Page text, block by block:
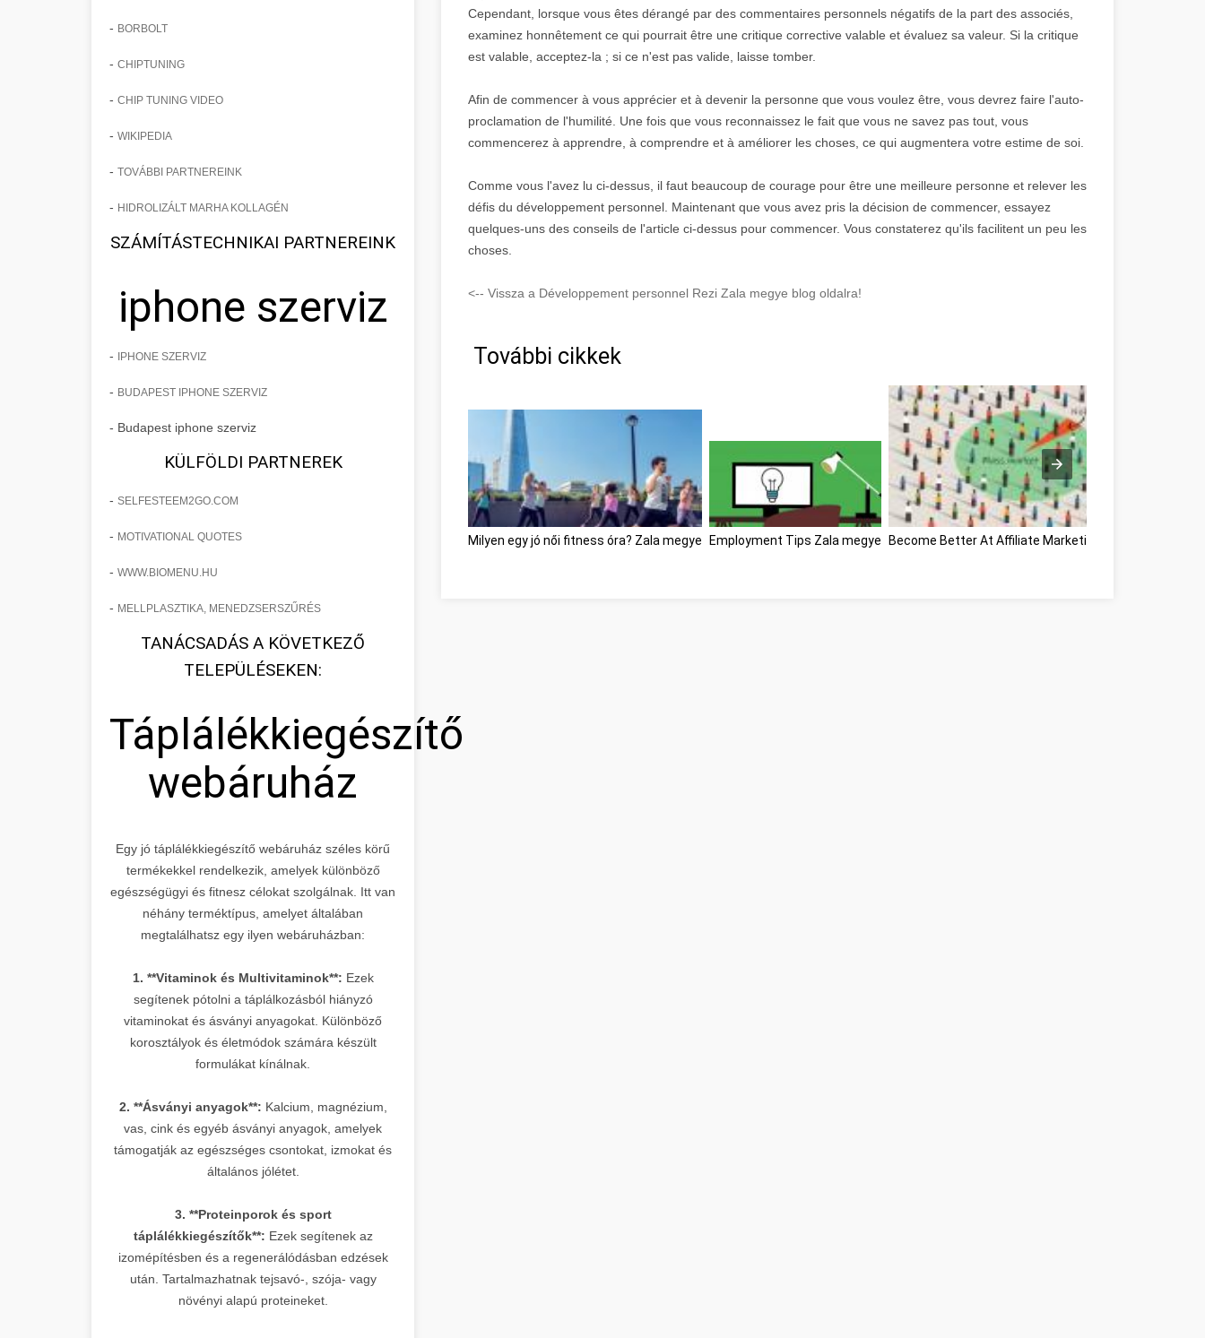
- BORBOLT
- CHIPTUNING
- CHIP TUNING VIDEO
- WIKIPEDIA
- TOVÁBBI PARTNEREINK
- HIDROLIZÁLT MARHA KOLLAGÉN
SZÁMÍTÁSTECHNIKAI PARTNEREINK
iphone szerviz
- IPHONE SZERVIZ
- BUDAPEST IPHONE SZERVIZ
- Budapest iphone szerviz
KÜLFÖLDI PARTNEREK
- SELFESTEEM2GO.COM
- MOTIVATIONAL QUOTES
- WWW.BIOMENU.HU
- MELLPLASZTIKA, MENEDZSERSZŰRÉS
TANÁCSADÁS A KÖVETKEZŐ
TELEPÜLÉSEKEN:
Táplálékkiegészítő
webáruház
Egy jó táplálékkiegészítő webáruház széles körű
termékekkel rendelkezik, amelyek különböző
egészségügyi és fitnesz célokat szolgálnak. Itt van
néhány terméktípus, amelyet általában
megtalálhatsz egy ilyen webáruházban:
1. **Vitaminok és Multivitaminok**: Ezek
segítenek pótolni a táplálkozásból hiányzó
vitaminokat és ásványi anyagokat. Különböző
korosztályok és életmódok számára készült
formulákat kínálnak.
2. **Ásványi anyagok**: Kalcium, magnézium,
vas, cink és egyéb ásványi anyagok, amelyek
támogatják az egészséges csontokat, izmokat és
általános jólétet.
3. **Proteinporok és sport
táplálékkiegészítők**: Ezek segítenek az
izomépítésben és a regenerálódásban edzések
után. Tartalmazhatnak tejsavó-, szója- vagy
növényi alapú proteineket.
Cependant, lorsque vous êtes dérangé par des commentaires personnels négatifs de la part des associés,
examinez honnêtement ce qui pourrait être une critique corrective valable et évaluez sa valeur. Si la critique
est valable, acceptez-la ; si ce n'est pas valide, laisse tomber.
Afin de commencer à vous apprécier et à devenir la personne que vous voulez être, vous devrez faire l'auto-
proclamation de l'humilité. Une fois que vous reconnaissez le fait que vous ne savez pas tout, vous
commencerez à apprendre, à comprendre et à améliorer les choses, ce qui augmentera votre estime de soi.
Comme vous l'avez lu ci-dessus, il faut beaucoup de courage pour être une meilleure personne et relever les
défis du développement personnel. Maintenant que vous avez pris la décision de commencer, essayez
quelques-uns des conseils de l'article ci-dessus pour commencer. Vous constaterez qu'ils facilitent un peu les
choses.
<-- Vissza a Développement personnel Rezi Zala megye blog oldalra!
További cikkek
Milyen egy jó női fitness óra? Zala megye Employment Tips Zala megye Become Better At Affiliate Marketing Zala megye